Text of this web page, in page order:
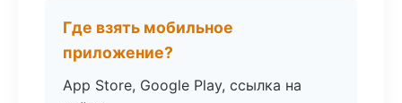
Где взять мобильное
приложение?
App Store, Google Play, ссылка на